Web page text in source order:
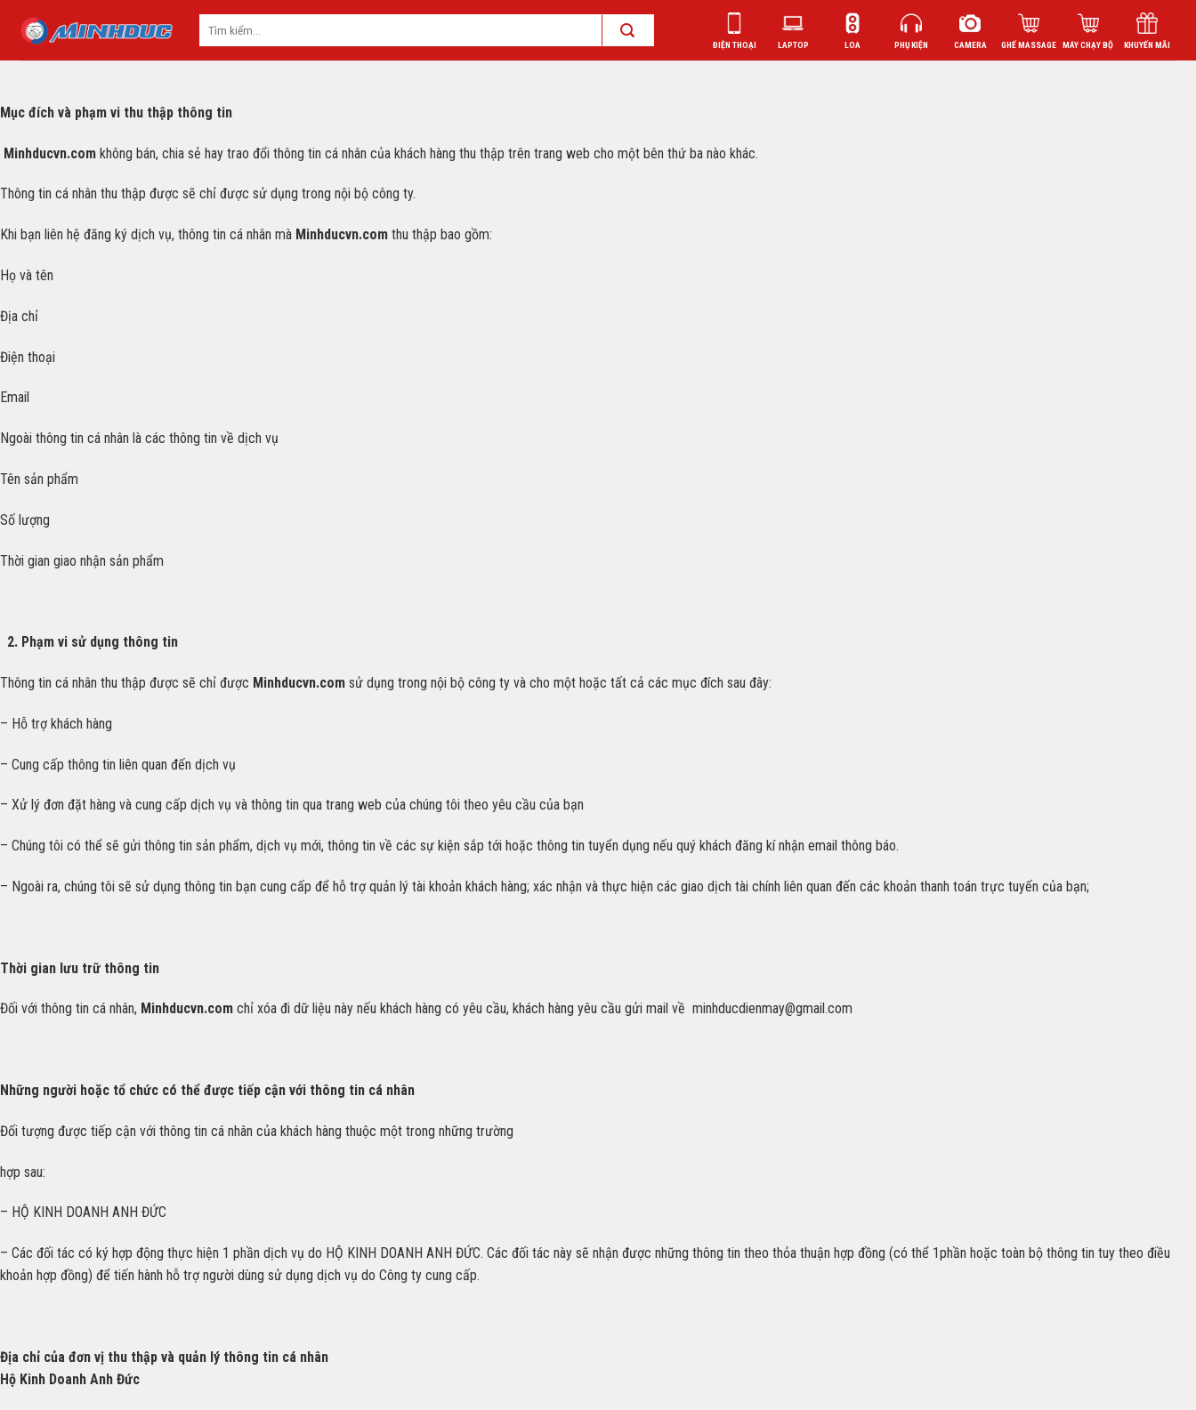
ĐIỆN THOẠI LAPTOP LOA PHỤ KIỆN CAMERA GHẾ MASSAGE MÁY CHẠY BỘ KHUYẾN MÃI
Mục đích và phạm vi thu thập thông tin
Minhducvn.com không bán, chia sẻ hay trao đổi thông tin cá nhân của khách hàng thu thập trên trang web cho một bên thứ ba nào khác.
Thông tin cá nhân thu thập được sẽ chỉ được sử dụng trong nội bộ công ty.
Khi bạn liên hệ đăng ký dịch vụ, thông tin cá nhân mà Minhducvn.com thu thập bao gồm:
Họ và tên
Địa chỉ
Điện thoại
Email
Ngoài thông tin cá nhân là các thông tin về dịch vụ
Tên sản phẩm
Số lượng
Thời gian giao nhận sản phẩm
2. Phạm vi sử dụng thông tin
Thông tin cá nhân thu thập được sẽ chỉ được Minhducvn.com sử dụng trong nội bộ công ty và cho một hoặc tất cả các mục đích sau đây:
– Hỗ trợ khách hàng
– Cung cấp thông tin liên quan đến dịch vụ
– Xử lý đơn đặt hàng và cung cấp dịch vụ và thông tin qua trang web của chúng tôi theo yêu cầu của bạn
– Chúng tôi có thể sẽ gửi thông tin sản phẩm, dịch vụ mới, thông tin về các sự kiện sắp tới hoặc thông tin tuyển dụng nếu quý khách đăng kí nhận email thông báo.
– Ngoài ra, chúng tôi sẽ sử dụng thông tin bạn cung cấp để hỗ trợ quản lý tài khoản khách hàng; xác nhận và thực hiện các giao dịch tài chính liên quan đến các khoản thanh toán trực tuyến của bạn;
Thời gian lưu trữ thông tin
Đối với thông tin cá nhân, Minhducvn.com chỉ xóa đi dữ liệu này nếu khách hàng có yêu cầu, khách hàng yêu cầu gửi mail về minhducdienmay@gmail.com
Những người hoặc tổ chức có thể được tiếp cận với thông tin cá nhân
Đối tượng được tiếp cận với thông tin cá nhân của khách hàng thuộc một trong những trường
hợp sau:
– HỘ KINH DOANH ANH ĐỨC
– Các đối tác có ký hợp động thực hiện 1 phần dịch vụ do HỘ KINH DOANH ANH ĐỨC. Các đối tác này sẽ nhận được những thông tin theo thỏa thuận hợp đồng (có thể 1phần hoặc toàn bộ thông tin tuy theo điều
khoản hợp đồng) để tiến hành hỗ trợ người dùng sử dụng dịch vụ do Công ty cung cấp.
Địa chỉ của đơn vị thu thập và quản lý thông tin cá nhân
Hộ Kinh Doanh Anh Đức